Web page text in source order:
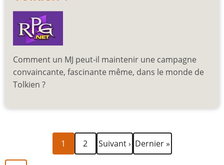
Comment un MJ peut-il maintenir une campagne
convaincante, fascinante même, dans le monde de
Tolkien ?
Page
courante
1 Page
2
Page
suivante
Suivant › Dernière
page
Dernier »